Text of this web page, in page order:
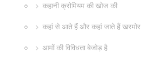
कहानी क्रोमियम की खोज की
कहां से आते हैं और कहां जाते हैं खरमोर
आमों की विविधता बेजोड़ है